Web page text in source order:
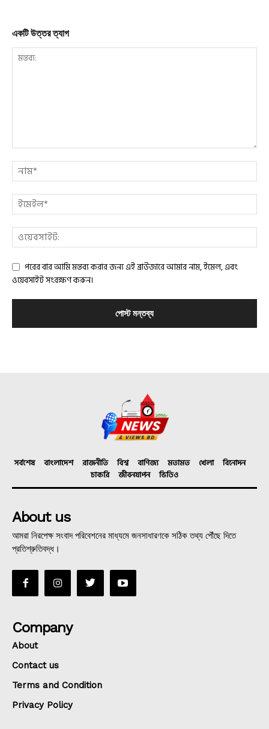
একটি উত্তর ত্যাগ
পরের বার আমি মন্তব্য করার জন্য এই ব্রাউজারে আমার নাম, ইমেল, এবং
ওয়েবসাইট সংরক্ষণ করুন।
সর্বশেষ বাংলাদেশ রাজনীতি বিশ্ব বাণিজ্য মতামত খেলা
বিনোদন
চাকরি
জীবনযাপন ভিডিও
About us
আমরা নিরপেক্ষ সংবাদ পরিবেশনের মাধ্যমে জনসাধারণকে সঠিক তথ্য পৌঁছে দিতে
প্রতিশ্রুতিবদ্ধ।
Company
About
Contact us
Terms and Condition
Privacy Policy